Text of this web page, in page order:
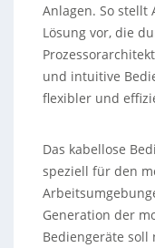
Anlagen. So stellt
Lösung vor, die
und intuitive
flexibler und
Das kabellose
speziell für den
Generation der
Bediengeräte soll